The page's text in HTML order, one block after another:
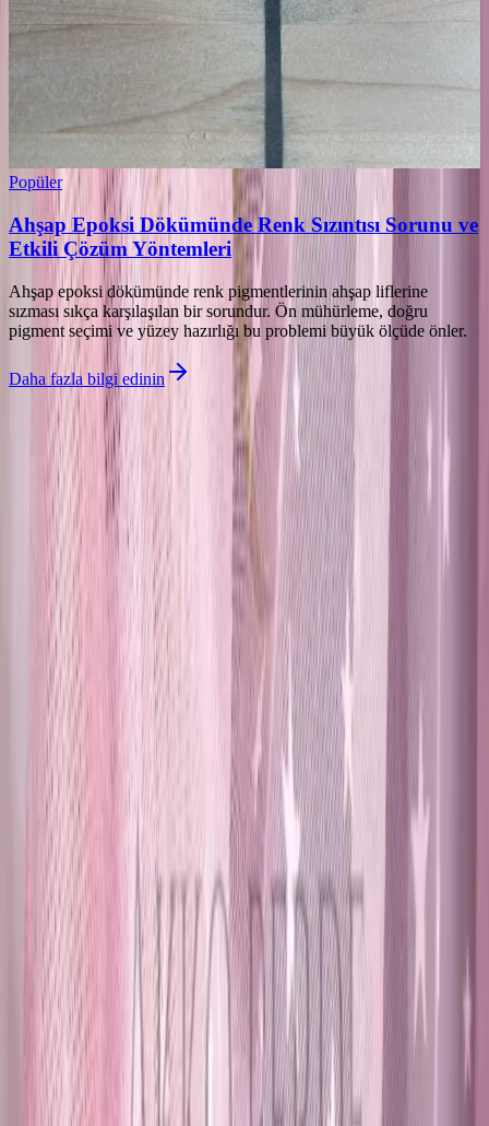
Popüler
Ahşap Epoksi Dökümünde Renk Sızıntısı Sorunu ve
Etkili Çözüm Yöntemleri
Ahşap epoksi dökümünde renk pigmentlerinin ahşap liflerine
sızması sıkça karşılaşılan bir sorundur. Ön mühürleme, doğru
pigment seçimi ve yüzey hazırlığı bu problemi büyük ölçüde önler.
Daha fazla bilgi edinin
İlgili makaleler
Perotti Kitchen Vizyon Sünger Hazneli Mutfak Sıvı
Sabunlukları Modern ve Dayanıklı Tasarımıyla
Mutfak Dekorunuza Şıklık Katıyor
Perotti Kitchen Vizyon sünger hazneli mutfak sıvı sabunlukları,
dayanıklı malzemesi ve şık rose tonu ile mutfak dekorunuza uyum
sağlar, pratik kullanımıyla hijyen ve düzeni artırır.
Daha fazla bilgi edinin